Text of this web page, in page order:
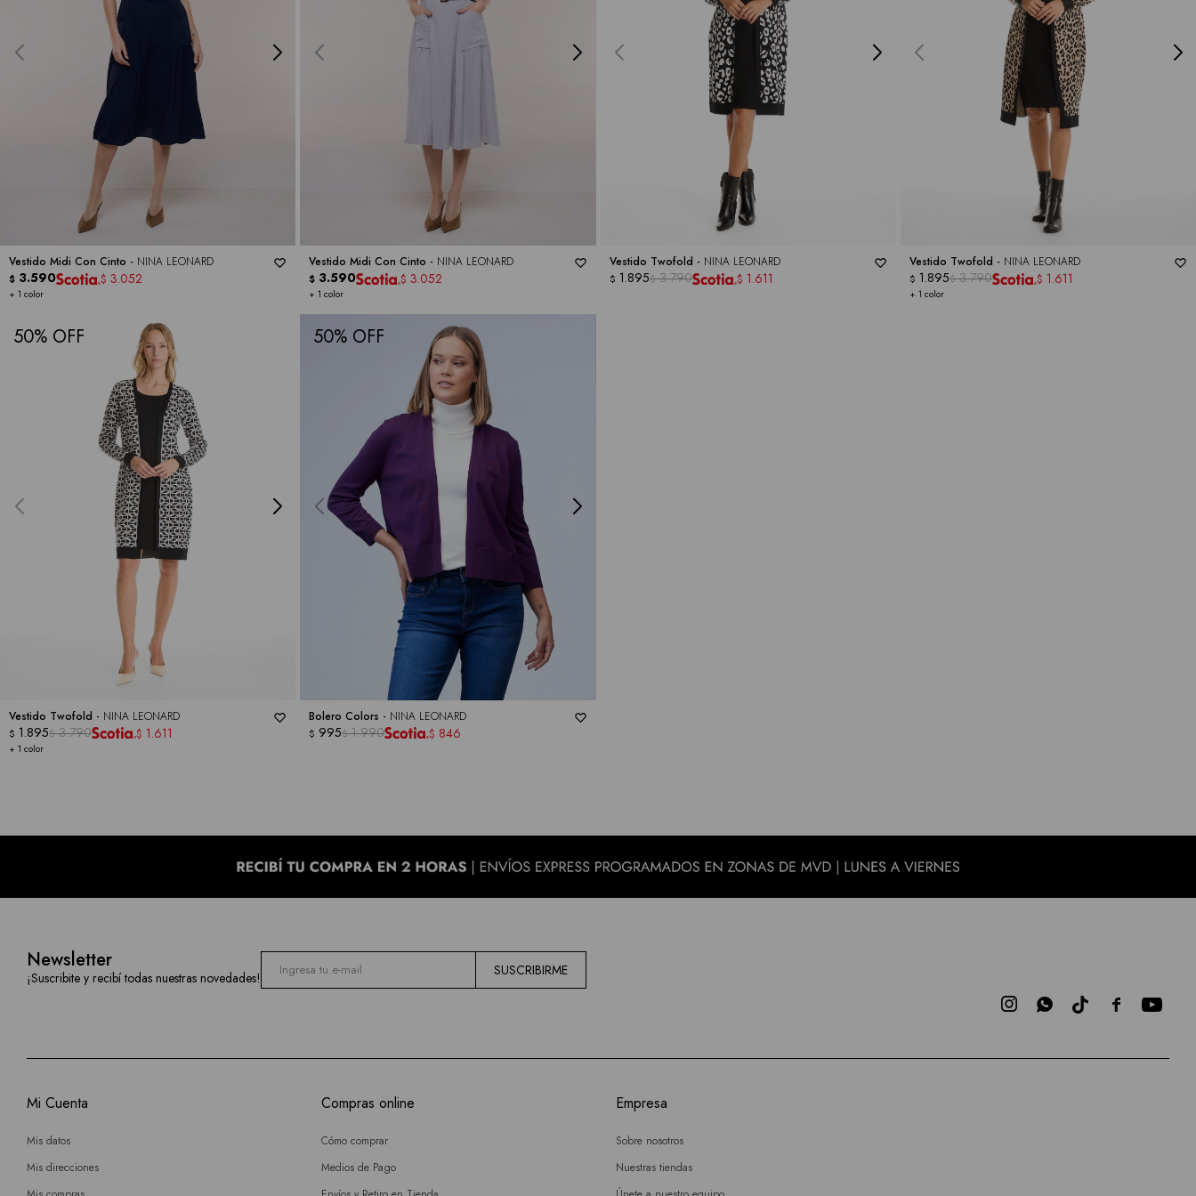
Vestido Midi Con Cinto - NINA LEONARD
+ 1 color
$ 3.590 $ 3.052
Vestido Midi Con Cinto - NINA LEONARD
+ 1 color
$ 3.590 $ 3.052
Vestido Twofold - NINA LEONARD
$ 1.895$ 3.790 $ 1.611
Vestido Twofold - NINA LEONARD
+ 1 color
$ 1.895$ 3.790 $ 1.611
50
Vestido Twofold - NINA LEONARD
+ 1 color
$ 1.895$ 3.790 $ 1.611
50
Bolero Colors - NINA LEONARD
$ 995$ 1.990 $ 846
Newsletter
¡Suscribite y recibí todas nuestras novedades! SUSCRIBIRME

 
Mi Cuenta
Mis datos
Mis direcciones
Compras online
Cómo comprar
Medios de Pago
Empresa
Sobre nosotros
Nuestras tiendas